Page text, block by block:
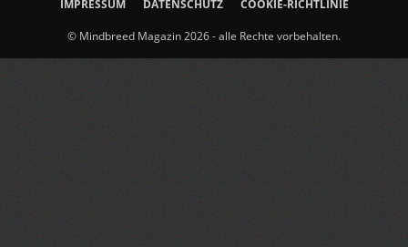
IMPRESSUM
DATENSCHUTZ COOKIE-RICHTLINIE
© Mindbreed Magazin 2026 - alle Rechte vorbehalten.